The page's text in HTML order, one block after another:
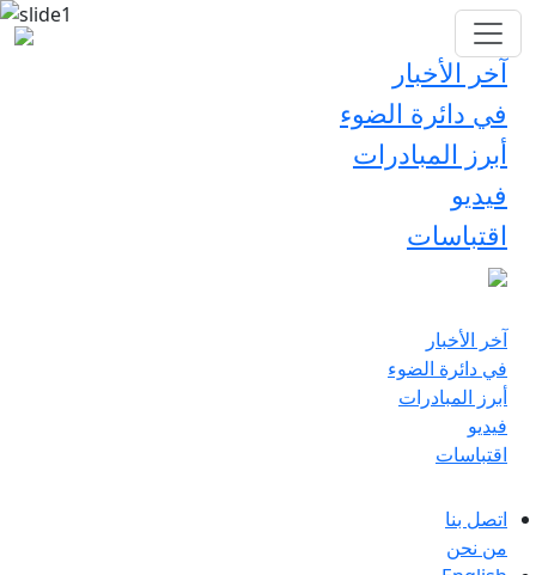
آخر الأخبار
في دائرة الضوء
أبرز المبادرات
فيديو
اقتباسات
آخر الأخبار
في دائرة الضوء
أبرز المبادرات
فيديو
اقتباسات
اتصل بنا
من نحن